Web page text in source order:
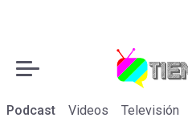
Podcast Videos Televisión